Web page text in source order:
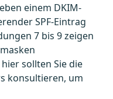
einem DKIM-
SPF-Eintrag
7 bis 9 zeigen
sollten Sie die
konsultieren, um